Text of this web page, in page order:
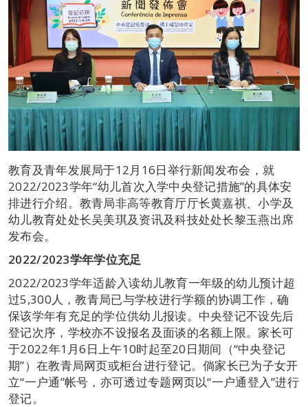
教育及青年发展局于12月16日举行新闻发布会，就
2022/2023学年“幼儿首次入学中央登记措施”的具体安
排进行介绍。教青局非高等教育厅厅长黄嘉祺、小学及
幼儿教育处处长吴美琪及资讯及科技处处长黎玉燕出席
发布会。
2022/2023学年学位充足
2022/2023学年适龄入读幼儿教育一年级的幼儿预计超
过5,300人，教青局已与学校进行学额的协调工作，确
保该学年有充足的学位供幼儿报读。中央登记不设先后
登记次序，学校亦不设报名及面谈的名额上限。家长可
于2022年1月6日上午10时起至20日期间（“中央登记
期”）在教青局网页或柜台进行登记。倘家长已为子女开
立“一户通”帐号，亦可透过专题网页以“一户通登入”进行
登记。